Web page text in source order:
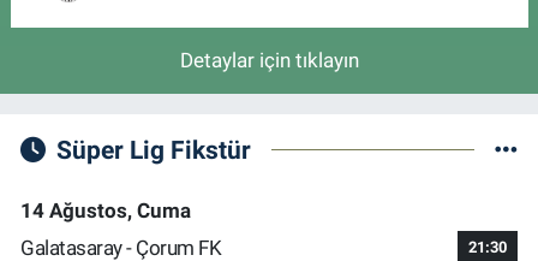
Detaylar için tıklayın
Süper Lig Fikstür
14 Ağustos, Cuma
Galatasaray - Çorum FK
21:30